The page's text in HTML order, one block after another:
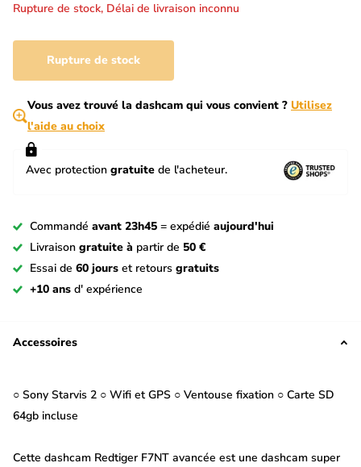
Rupture de stock, Délai de livraison inconnu
Rupture de stock
Vous avez trouvé la dashcam qui vous convient ? Utilisez
l'aide au choix
Avec protection gratuite de l'acheteur.
Commandé avant 23h45 = expédié aujourd'hui
Livraison gratuite à partir de 50 €
Essai de 60 jours et retours gratuits
+10 ans d' expérience
Accessoires
○ Sony Starvis 2 ○ Wifi et GPS ○ Ventouse fixation ○ Carte SD
64gb incluse
Cette dashcam Redtiger F7NT avancée est une dashcam super